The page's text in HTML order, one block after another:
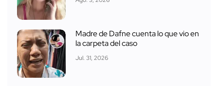
Madre de Dafne cuenta lo que vio en
la carpeta del caso
Jul. 31, 2026